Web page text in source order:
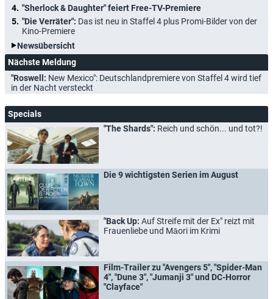
"Sherlock & Daughter" feiert Free-TV-Premiere
"Die Verräter": Das ist neu in Staffel 4 plus Promi-Bilder von der
Kino-Premiere
Newsübersicht
Nächste Meldung
"Roswell: New Mexico": Deutschlandpremiere von Staffel 4 wird tief
in der Nacht versteckt
Specials
"The Shards": Reich und schön... und tot?!
Die 9 wichtigsten Serien im August
"Back Up: Auf Streife mit der Ex" reizt mit
Frauenliebe und Māori im Krimi
Film-Trailer zu "Avengers 5", "Spider-Man
4", "Dune 3", "Jumanji 3" und DC-Horror
"Clayface"